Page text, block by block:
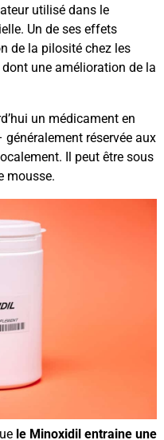
utilisé dans le
Un de ses effets
de la pilosité chez les
dont une amélioration de la
un médicament en
réservée aux
Il peut être sous
mousse.
le Minoxidil entraine une